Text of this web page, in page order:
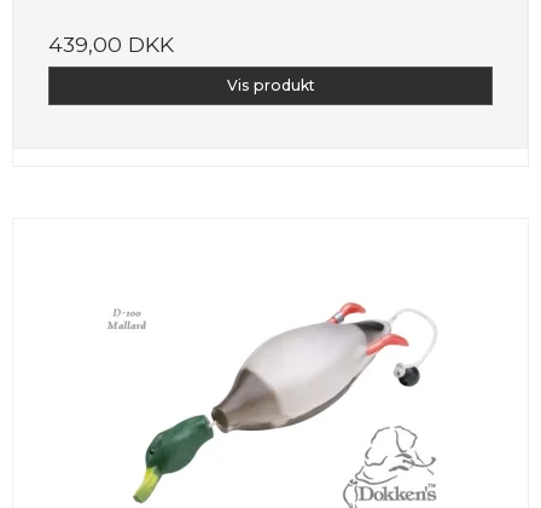
439,00 DKK
Vis produkt